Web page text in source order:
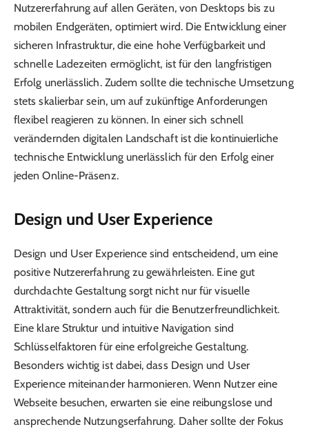
Nutzererfahrung auf allen Geräten, von Desktops bis zu
mobilen Endgeräten, optimiert wird. Die Entwicklung einer
sicheren Infrastruktur, die eine hohe Verfügbarkeit und
schnelle Ladezeiten ermöglicht, ist für den langfristigen
Erfolg unerlässlich. Zudem sollte die technische Umsetzung
stets skalierbar sein, um auf zukünftige Anforderungen
flexibel reagieren zu können. In einer sich schnell
verändernden digitalen Landschaft ist die kontinuierliche
technische Entwicklung unerlässlich für den Erfolg einer
jeden Online-Präsenz.
Design und User Experience
Design und User Experience sind entscheidend, um eine
positive Nutzererfahrung zu gewährleisten. Eine gut
durchdachte Gestaltung sorgt nicht nur für visuelle
Attraktivität, sondern auch für die Benutzerfreundlichkeit.
Eine klare Struktur und intuitive Navigation sind
Schlüsselfaktoren für eine erfolgreiche Gestaltung.
Besonders wichtig ist dabei, dass Design und User
Experience miteinander harmonieren. Wenn Nutzer eine
Webseite besuchen, erwarten sie eine reibungslose und
ansprechende Nutzungserfahrung. Daher sollte der Fokus